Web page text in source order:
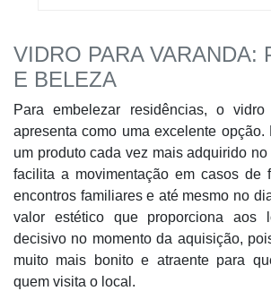
VIDRO PARA VARANDA:
E BELEZA
Para embelezar residências, o
apresenta como uma excelente
um produto cada vez mais adquirido
facilita a movimentação em casos de
encontros familiares e até mesmo no
valor estético que proporciona aos
decisivo no momento da aquisição,
muito mais bonito e atraente para
quem visita o local.